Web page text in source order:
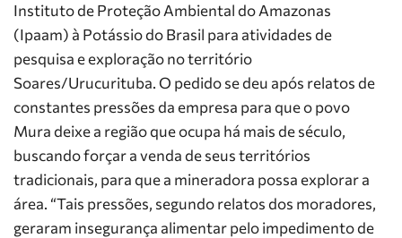
Instituto de Proteção Ambiental do Amazonas
(Ipaam) à Potássio do Brasil para atividades de
pesquisa e exploração no território
Soares/Urucurituba. O pedido se deu após relatos de
constantes pressões da empresa para que o povo
Mura deixe a região que ocupa há mais de século,
buscando forçar a venda de seus territórios
tradicionais, para que a mineradora possa explorar a
área. “Tais pressões, segundo relatos dos moradores,
geraram insegurança alimentar pelo impedimento de